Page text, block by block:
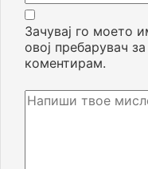
Зачувај го моето
овој пребарувач
коментирам.